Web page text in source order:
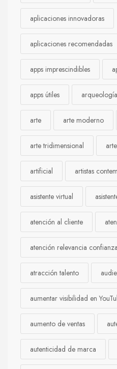
aplicaciones innovadoras
aplicaciones recomendadas
apps imprescindibles
apps útiles arqueología
arte arte moderno
arte tridimensional
artificial artistas
asistente virtual
atención al cliente
atención relevancia confianza
atracción talento
aumentar visibilidad en
aumento de ventas
autenticidad de marca